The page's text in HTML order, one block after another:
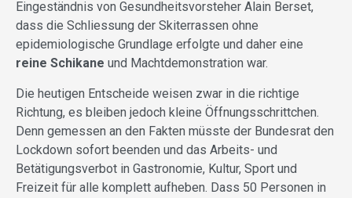
Eingeständnis von Gesundheitsvorsteher Alain Berset,
dass die Schliessung der Skiterrassen ohne
epidemiologische Grundlage erfolgte und daher eine
reine Schikane und Machtdemonstration war.
Die heutigen Entscheide weisen zwar in die richtige
Richtung, es bleiben jedoch kleine Öffnungsschrittchen.
Denn gemessen an den Fakten müsste der Bundesrat den
Lockdown sofort beenden und das Arbeits- und
Betätigungsverbot in Gastronomie, Kultur, Sport und
Freizeit für alle komplett aufheben. Dass 50 Personen in